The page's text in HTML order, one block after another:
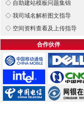
◇ 自助建站模板问题集锦
◇ 我司域名解析图文指导
◇ 空间资料查看及上传指导
合作伙伴